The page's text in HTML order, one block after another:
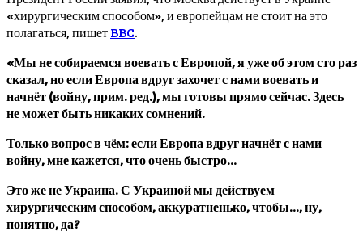
«хирургическим способом», и европейцам не стоит на это
полагаться, пишетBBC.
«Мы не собираемся воевать с Европой, я уже об этом сто раз
сказал, но если Европа вдруг захочет с нами воевать и
начнёт (войну, прим. ред.), мы готовы прямо сейчас. Здесь
не может быть никаких сомнений.
Только вопрос в чём: если Европа вдруг начнёт с нами
войну, мне кажется, что очень быстро…
Это же не Украина. С Украиной мы действуем
хирургическим способом, аккуратненько, чтобы…, ну,
понятно, да?